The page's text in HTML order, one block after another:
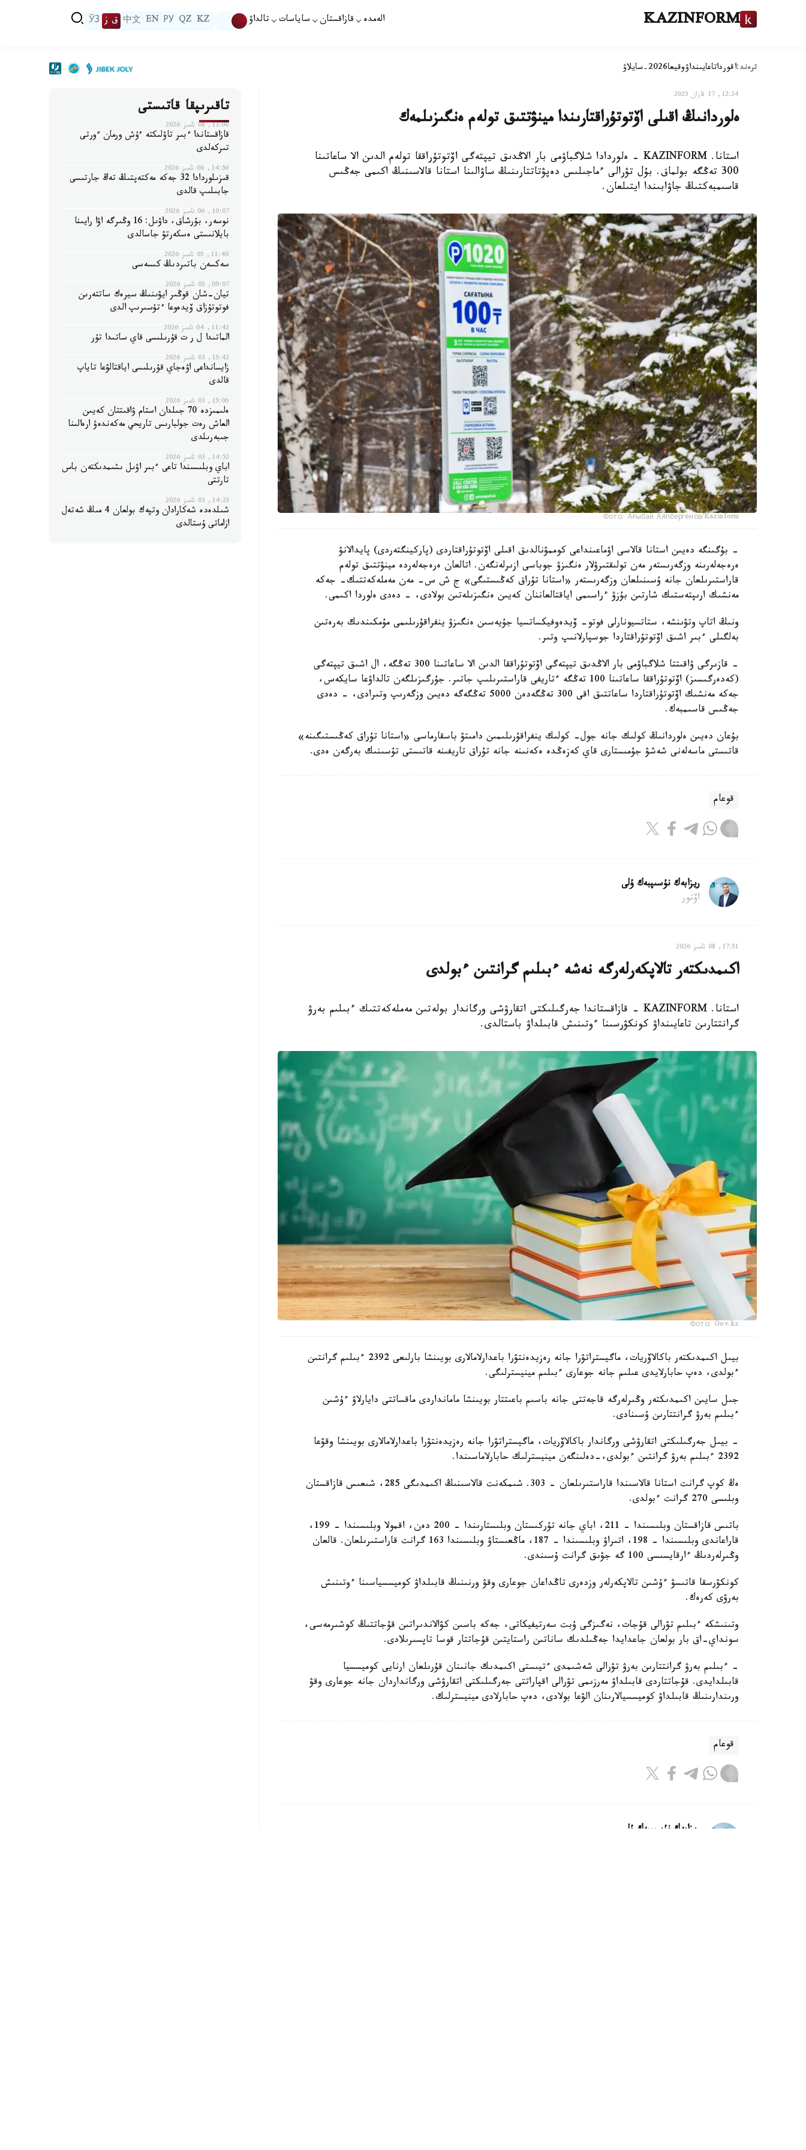
KAZINFORM الەمدە قازاقستان ساياسات تالداۋ KZ
QZ
РУ
EN
中文 ق ز ЎЗ
ترەند:اقورداتاعايىنداۋوقيعا2026-سايلاۋ
12:24, 17 قازان 2025
ەلوردانىڭ اقىلى اۆتوتۇراقتارىندا مينۋتتىق تولەم ەنگىزىلمەك
استانا. KAZINFORM - ەلوردادا شلاگباۋمى بار الاڭدىق تيپتەگى اۆتوتۇراققا تولەم الدىن الا ساعاتىنا
300 تەڭگە بولماق. بۇل تۋرالى ءماجىلىس دەپۋتاتتارىنىڭ ساۋالىنا استانا قالاسىنىڭ اكىمى جەڭىس
قاسىمبەكتىڭ جاۋابىندا ايتىلعان.
Фото: Ағыбай Аяпбергенов/Kazinform
- بۇگىنگە دەيىن استانا قالاسى اۋماعىنداعى كوممۋنالدىق اقىلى اۆتوتۇراقتاردى (پاركينگتەردى) پايدالانۋ
ەرەجەلەرىنە وزگەرىستەر مەن تولىقتىرۋلار ەنگىزۋ جوباسى ازىرلەنگەن. اتالعان ەرەجەلەردە مينۋتتىق تولەم
قاراستىرىلعان جانە ۇسىنىلعان وزگەرىستەر «استانا تۇراق كەڭىستىگى» ج ش س- مەن مەملەكەتتىك- جەكە
مەنشىك ارىپتەستىك شارتىن بۇزۋ ءراسىمى اياقتالعاننان كەيىن ەنگىزىلەتىن بولادى، - دەدى ەلوردا اكىمى.
ونىڭ اتاپ وتۋىنشە، ستاتسيونارلى فوتو- ۆيدەوفيكساتسيا جۇيەسىن ەنگىزۋ ينفراقۇرىلىمى مۇمكىندىك بەرەتىن
بەلگىلى ءبىر اشىق اۆتوتۇراقتاردا جوسپارلانىپ وتىر.
- قازىرگى ۋاقىتتا شلاگباۋمى بار الاڭدىق تيپتەگى اۆتوتۇراققا الدىن الا ساعاتىنا 300 تەڭگە، ال اشىق تيپتەگى
(كەدەرگىسىز) اۆتوتۇراققا ساعاتىنا 100 تەڭگە ءتاريفى قاراستىرىلىپ جاتىر. جۇرگىزىلگەن تالداۋعا سايكەس،
جەكە مەنشىك اۆتوتۇراقتاردا ساعاتتىق اقى 300 تەڭگەدەن 5000 تەڭگەگە دەيىن وزگەرىپ وتىرادى، - دەدى
جەڭىس قاسىمبەك.
بۇعان دەيىن ەلوردانىڭ كولىك جانە جول- كولىك ينفراقۇرىلىمىن دامىتۋ باسقارماسى «استانا تۇراق كەڭىستىگىنە»
قاتىستى ماسەلەنى شەشۋ جۇمىستارى قاي كەزەڭدە ەكەنىنە جانە تۇراق تاريفىنە قاتىستى تۇسىنىك بەرگەن ەدى.
قوعام
ريزابەك نۇسىپبەك ۇلى
اۆتور
17:51, 08 تامىز 2026
اكىمدىكتەر تالاپكەرلەرگە نەشە ءبىلىم گرانتىن ءبولدى
استانا. KAZINFORM - قازاقستاندا جەرگىلىكتى اتقارۋشى ورگاندار بولەتىن مەملەكەتتىك ءبىلىم بەرۋ
گرانتتارىن تاعايىنداۋ كونكۋرسىنا ءوتىنىش قابىلداۋ باستالدى.
Фото: Gov.kz
بيىل اكىمدىكتەر باكالاۆريات، ماگيستراتۋرا جانە رەزيدەنتۋرا باعدارلامالارى بويىنشا بارلىعى 2392 ءبىلىم گرانتىن
ءبولدى، دەپ حابارلايدى عىلىم جانە جوعارى ءبىلىم مينيسترلىگى.
جىل سايىن اكىمدىكتەر وڭىرلەرگە قاجەتتى جانە باسىم باعىتتار بويىنشا مامانداردى ماقساتتى دايارلاۋ ءۇشىن
ءبىلىم بەرۋ گرانتتارىن ۇسىنادى.
- بيىل جەرگىلىكتى اتقارۋشى ورگاندار باكالاۆريات، ماگيستراتۋرا جانە رەزيدەنتۋرا باعدارلامالارى بويىنشا وقۋعا
2392 ءبىلىم بەرۋ گرانتىن ءبولدى،-دەلىنگەن مينيسترلىك حابارلاماسىندا.
ەڭ كوپ گرانت استانا قالاسىندا قاراستىرىلعان - 303. شىمكەنت قالاسىنىڭ اكىمدىگى 285، شىعىس قازاقستان
وبلىسى 270 گرانت ءبولدى.
باتىس قازاقستان وبلىسىندا – 211، اباي جانە تۇركىستان وبلىستارىندا – 200 دەن، اقمولا وبلىسىندا – 199،
قاراعاندى وبلىسىندا – 198، اتىراۋ وبلىسىندا – 187، ماڭعىستاۋ وبلىسىندا 163 گرانت قاراستىرىلعان. قالعان
وڭىرلەردىڭ ءارقايسىسى 100 گە جۋىق گرانت ۇسىندى.
كونكۋرسقا قاتىسۋ ءۇشىن تالاپكەرلەر وزدەرى تاڭداعان جوعارى وقۋ ورنىنىڭ قابىلداۋ كوميسسياسىنا ءوتىنىش
بەرۋى كەرەك.
وتىنىشكە ءبىلىم تۋرالى قۇجات، نەگىزگى ۇبت سەرتيفيكاتى، جەكە باسىن كۋالاندىراتىن قۇجاتتىڭ كوشىرمەسى،
سونداي-اق بار بولعان جاعدايدا جەڭىلدىك ساناتىن راستايتىن قۇجاتتار قوسا تاپسىرىلادى.
- ءبىلىم بەرۋ گرانتتارىن بەرۋ تۋرالى شەشىمدى ءتيىستى اكىمدىك جانىنان قۇرىلعان ارنايى كوميسسيا
قابىلدايدى. قۇجاتتاردى قابىلداۋ مەرزىمى تۋرالى اقپاراتتى جەرگىلىكتى اتقارۋشى ورگانداردان جانە جوعارى وقۋ
ورىندارىنىڭ قابىلداۋ كوميسسيالارىنان الۋعا بولادى، دەپ حابارلادى مينيسترلىك.
قوعام
ريزابەك نۇسىپبەك ۇلى
تاقىرىپقا قاتىستى
13:06, 08 تامىز 2026
قازاقستاندا ءبىر تاۋلىكتە ءۇش ورمان ءورتى
تىركەلدى
14:56, 06 تامىز 2026
قىزىلوردادا 32 جەكە مەكتەپتىڭ تەڭ جارتىسى
جابىلىپ قالدى
10:07, 06 تامىز 2026
نوسەر، بۇرشاق، داۋىل: 16 وڭىرگە اۋا رايىنا
بايلانىستى ەسكەرتۋ جاسالدى
11:40, 05 تامىز 2026
سەكسەن باتىردىڭ كىسەسى
09:07, 05 تامىز 2026
تيان-شان قوڭىر ايۋىنىڭ سيرەك ساتتەرىن
فوتوتۇزاق ۆيدەوعا ءتۇسىرىپ الدى
11:42, 04 تامىز 2026
الماتىدا ل ر ت قۇرىلىسى قاي ساتىدا تۇر
15:42, 03 تامىز 2026
زايسانداعى اۋەجاي قۇرىلىسى اياقتالۋعا تاياپ
قالدى
15:06, 03 تامىز 2026
ەلىمىزدە 70 جىلدان استام ۋاقىتتان كەيىن
العاش رەت جولبارىس تاريحي مەكەندەۋ ارەالىنا
جىبەرىلدى
14:52, 03 تامىز 2026
اباي وبلىسىندا تاعى ءبىر اۋىل ىشىمدىكتەن باس
تارتتى
14:23, 03 تامىز 2026
شىلدەدە شەكارادان وتپەك بولعان 4 مىڭ شەتەل
ازاماتى ۇستالدى